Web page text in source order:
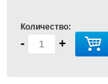
Количество:
- +